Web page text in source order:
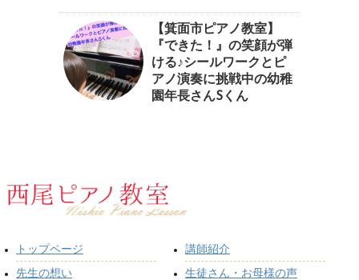
【箕面市ピアノ教室】
『できた！』の笑顔が弾
ける♪シールワークとピ
アノ演奏に挑戦中の幼稚
園年長さんSくん
トップページ
先生の想い
講師紹介
生徒さん・お母様の声